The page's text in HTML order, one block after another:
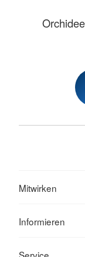
Mitwirken
Informieren